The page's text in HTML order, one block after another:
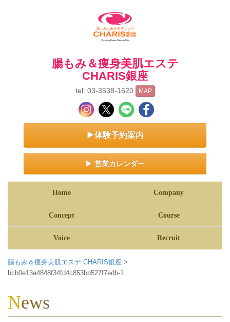
腸もみ＆痩身美肌エステ
CHARIS銀座
tel: 03-3538-1620 MAP
▶体験予約案内
▶ 営業カレンダー
Home Company
Concept Course
Voice Recruit
腸もみ＆痩身美肌エステ CHARIS銀座 >
bcb0e13a4848f34fd4c853bb527f7edb-1
News